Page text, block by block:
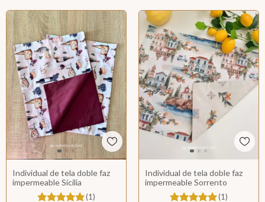
Individual de tela doble faz
impermeable Sicilia
(1)
Individual de tela doble faz
impermeable Sorrento
(1)